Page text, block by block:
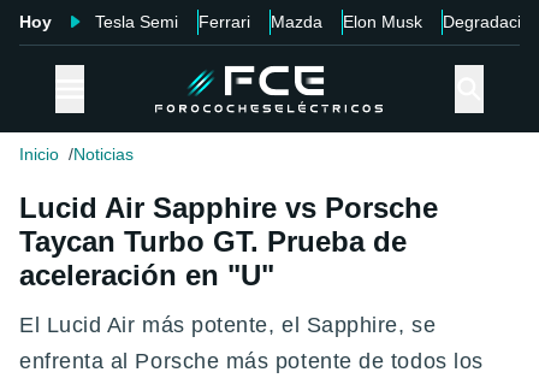
Hoy Tesla Semi Ferrari Mazda Elon Musk Degradación
Inicio Noticias
Lucid Air Sapphire vs Porsche
Taycan Turbo GT. Prueba de
aceleración en "U"
El Lucid Air más potente, el Sapphire, se
enfrenta al Porsche más potente de todos los